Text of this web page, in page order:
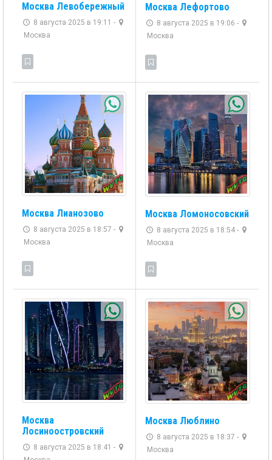
Москва Левобережный
8 августа 2025 в 19:11 -
Москва
Москва Лефортово
8 августа 2025 в 19:06 -
Москва
Москва Лианозово
8 августа 2025 в 18:57 -
Москва
Москва Ломоносовский
8 августа 2025 в 18:54 -
Москва
Москва
Лосиноостровский
8 августа 2025 в 18:41 -
Москва Люблино
8 августа 2025 в 18:37 -
Москва